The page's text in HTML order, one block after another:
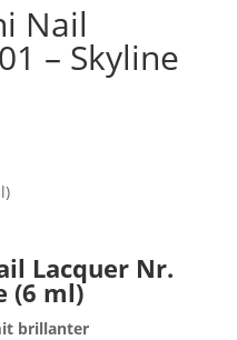
Nail
– Skyline
Lacquer Nr.
(6 ml)
brillanter